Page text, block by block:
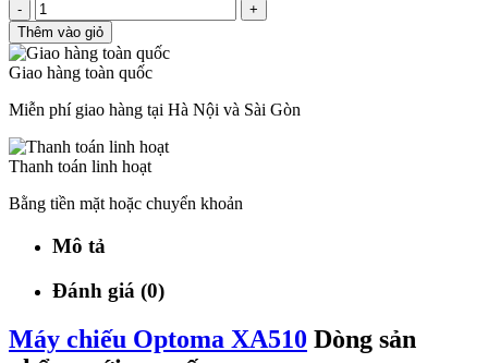
-
+
Thêm vào giỏ
Giao hàng toàn quốc
Miễn phí giao hàng tại Hà Nội và Sài Gòn
Thanh toán linh hoạt
Bằng tiền mặt hoặc chuyển khoản
Mô tả
Đánh giá (0)
Máy chiếu Optoma XA510 Dòng sản